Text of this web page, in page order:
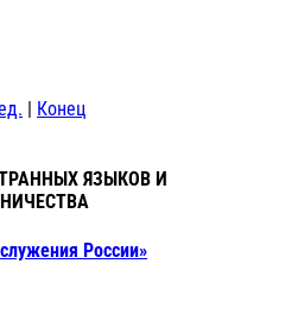
| Конец
ЯЗЫКОВ И
России»